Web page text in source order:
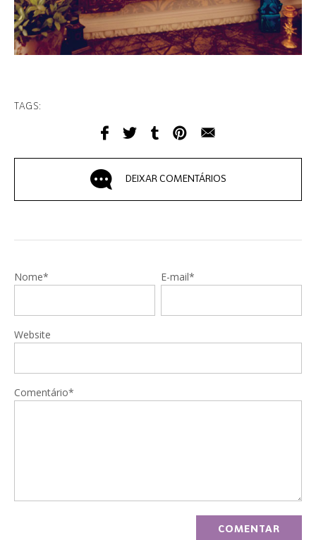
TAGS:
DEIXAR COMENTÁRIOS
Nome* E-mail*
Website
Comentário*